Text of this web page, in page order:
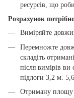
ресурсів, що
Розрахунок
Виміряйте
Перемножте
складіть
після вимірів
підлоги 3,2 м.
Отриману площу